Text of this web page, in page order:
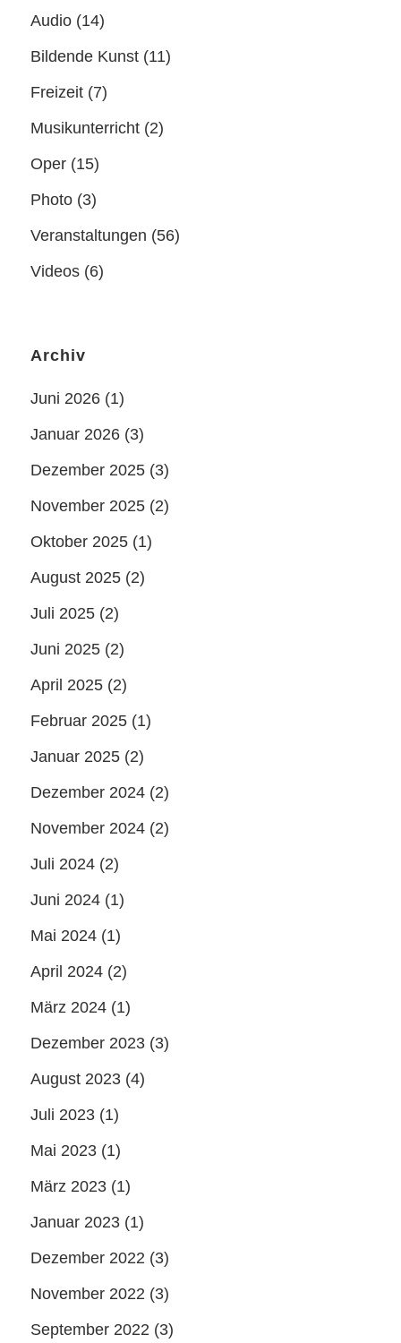
Audio (14)
Bildende Kunst (11)
Freizeit (7)
Musikunterricht (2)
Oper (15)
Photo (3)
Veranstaltungen (56)
Videos (6)
Archiv
Juni 2026 (1)
Januar 2026 (3)
Dezember 2025 (3)
November 2025 (2)
Oktober 2025 (1)
August 2025 (2)
Juli 2025 (2)
Juni 2025 (2)
April 2025 (2)
Februar 2025 (1)
Januar 2025 (2)
Dezember 2024 (2)
November 2024 (2)
Juli 2024 (2)
Juni 2024 (1)
Mai 2024 (1)
April 2024 (2)
März 2024 (1)
Dezember 2023 (3)
August 2023 (4)
Juli 2023 (1)
Mai 2023 (1)
März 2023 (1)
Januar 2023 (1)
Dezember 2022 (3)
November 2022 (3)
September 2022 (3)